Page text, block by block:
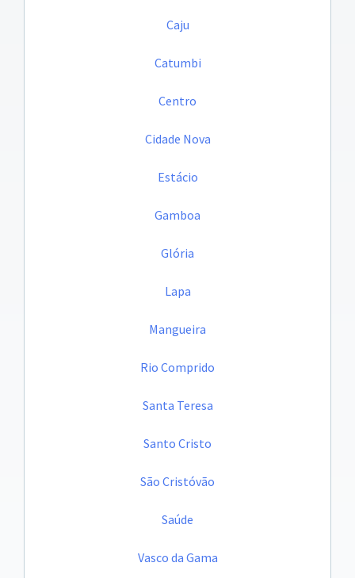
Caju
Catumbi
Centro
Cidade Nova
Estácio
Gamboa
Glória
Lapa
Mangueira
Rio Comprido
Santa Teresa
Santo Cristo
São Cristóvão
Saúde
Vasco da Gama